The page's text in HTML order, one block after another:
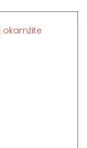
okamžite